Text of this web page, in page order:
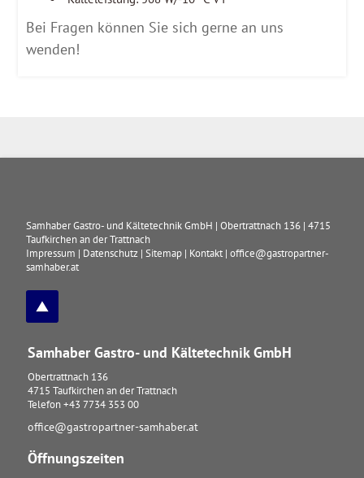
Bei Fragen können Sie sich gerne an uns
wenden!
Samhaber Gastro- und Kältetechnik GmbH |Obertrattnach 136 |4715
Taufkirchen an der Trattnach
Impressum | Datenschutz |Sitemap | Kontakt |office@gastropartner-
samhaber.at
Samhaber Gastro- und Kältetechnik GmbH
Obertrattnach 136
4715 Taufkirchen an der Trattnach
Telefon +43 7734 353 00
office@gastropartner-samhaber.at
Öffnungszeiten